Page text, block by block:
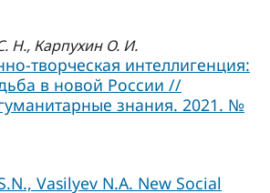
Н., Карпухин О. И.
творческая интеллигенция:
в новой России //
знания. 2021. №
Vasilyev N.A. New Social